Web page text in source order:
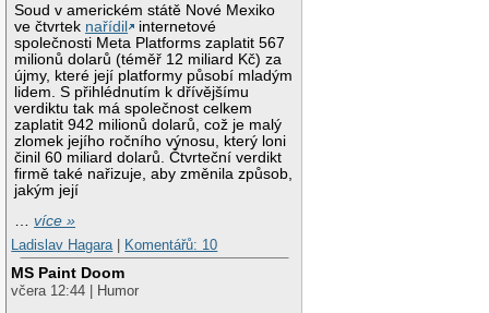
Soud v americkém státě Nové Mexiko
ve čtvrtek nařídil
internetové
společnosti Meta Platforms zaplatit 567
milionů dolarů (téměř 12 miliard Kč) za
újmy, které její platformy působí mladým
lidem. S přihlédnutím k dřívějšímu
verdiktu tak má společnost celkem
zaplatit 942 milionů dolarů, což je malý
zlomek jejího ročního výnosu, který loni
činil 60 miliard dolarů. Čtvrteční verdikt
firmě také nařizuje, aby změnila způsob,
jakým její
…více »
Ladislav Hagara
Komentářů: 10
MS Paint Doom
včera 12:44 | Humor